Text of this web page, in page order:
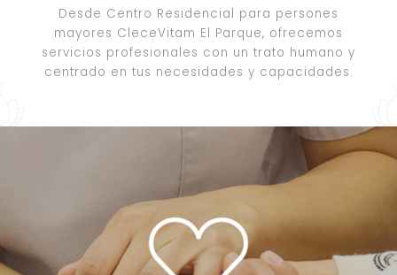
Desde Centro Residencial para persones
mayores CleceVitam El Parque, ofrecemos
servicios profesionales con un trato humano y
centrado en tus necesidades y capacidades.